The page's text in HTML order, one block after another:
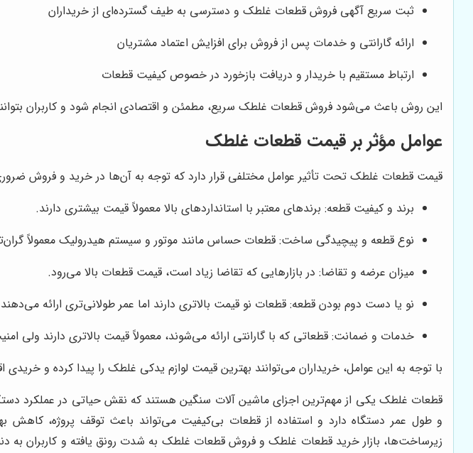
ثبت سریع آگهی فروش قطعات غلطک و دسترسی به طیف گسترده‌ای از خریداران
ارائه گارانتی و خدمات پس از فروش برای افزایش اعتماد مشتریان
ارتباط مستقیم با خریدار و دریافت بازخورد در خصوص کیفیت قطعات
این روش باعث می‌شود فروش قطعات غلطک سریع، مطمئن و اقتصادی انجام شود و کاربران
عوامل مؤثر بر قیمت قطعات غلطک
قیمت قطعات غلطک تحت تأثیر عوامل مختلفی قرار دارد که توجه به آن‌ها در خرید و فروش
برند و کیفیت قطعه: برندهای معتبر با استانداردهای بالا معمولاً قیمت بیشتری دارند.
نوع قطعه و پیچیدگی ساخت: قطعات حساس مانند موتور و سیستم هیدرولیک معمولاً
میزان عرضه و تقاضا: در بازارهایی که تقاضا زیاد است، قیمت قطعات بالا می‌رود.
نو یا دست دوم بودن قطعه: قطعات نو قیمت بالاتری دارند اما عمر طولانی‌تری ارائه
خدمات و ضمانت: قطعاتی که با گارانتی ارائه می‌شوند، معمولاً قیمت بالاتری دارند ولی
با توجه به این عوامل، خریداران می‌توانند بهترین قیمت لوازم یدکی غلطک را پیدا کرده و خریدی
قطعات غلطک یکی از مهم‌ترین اجزای ماشین آلات سنگین هستند که نقش حیاتی در عملکرد
و طول عمر دستگاه دارد و استفاده از قطعات بی‌کیفیت می‌تواند باعث توقف پروژه، کاهش
زیرساخت‌ها، بازار خرید قطعات غلطک و فروش قطعات غلطک به شدت رونق یافته و کاربران